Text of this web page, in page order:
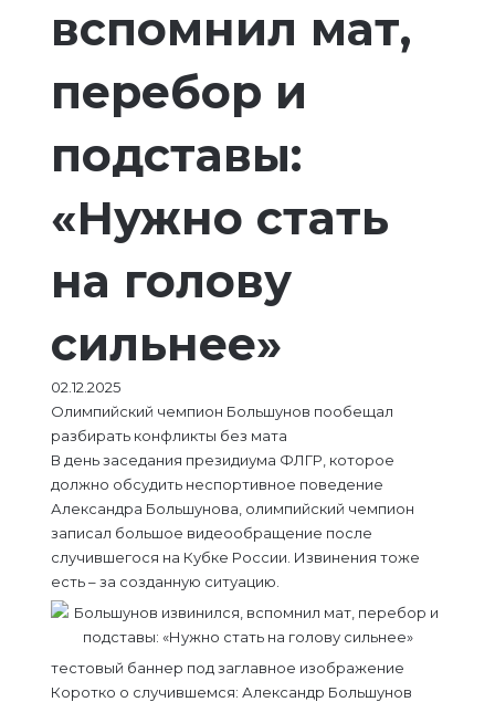
вспомнил мат,
перебор и
подставы:
«Нужно стать
на голову
сильнее»
02.12.2025
Олимпийский чемпион Большунов пообещал
разбирать конфликты без мата
В день заседания президиума ФЛГР, которое
должно обсудить неспортивное поведение
Александра Большунова, олимпийский чемпион
записал большое видеообращение после
случившегося на Кубке России. Извинения тоже
есть – за созданную ситуацию.
тестовый баннер под заглавное изображение
Коротко о случившемся: Александр Большунов